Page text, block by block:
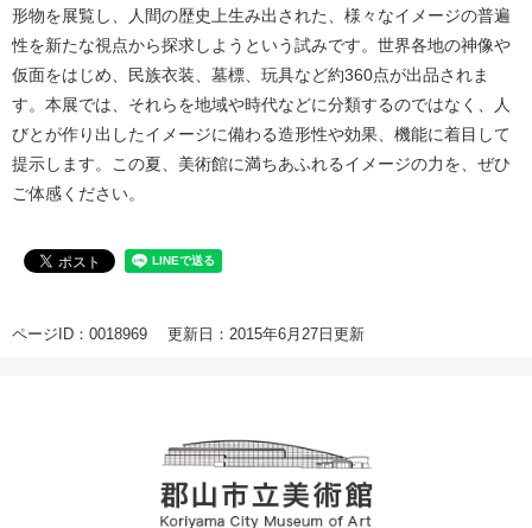
形物を展覧し、人間の歴史上生み出された、様々なイメージの普遍
性を新たな視点から探求しようという試みです。世界各地の神像や
仮面をはじめ、民族衣装、墓標、玩具など約360点が出品されま
す。本展では、それらを地域や時代などに分類するのではなく、人
びとが作り出したイメージに備わる造形性や効果、機能に着目して
提示します。この夏、美術館に満ちあふれるイメージの力を、ぜひ
ご体感ください。
ページID：0018969 更新日：2015年6月27日更新